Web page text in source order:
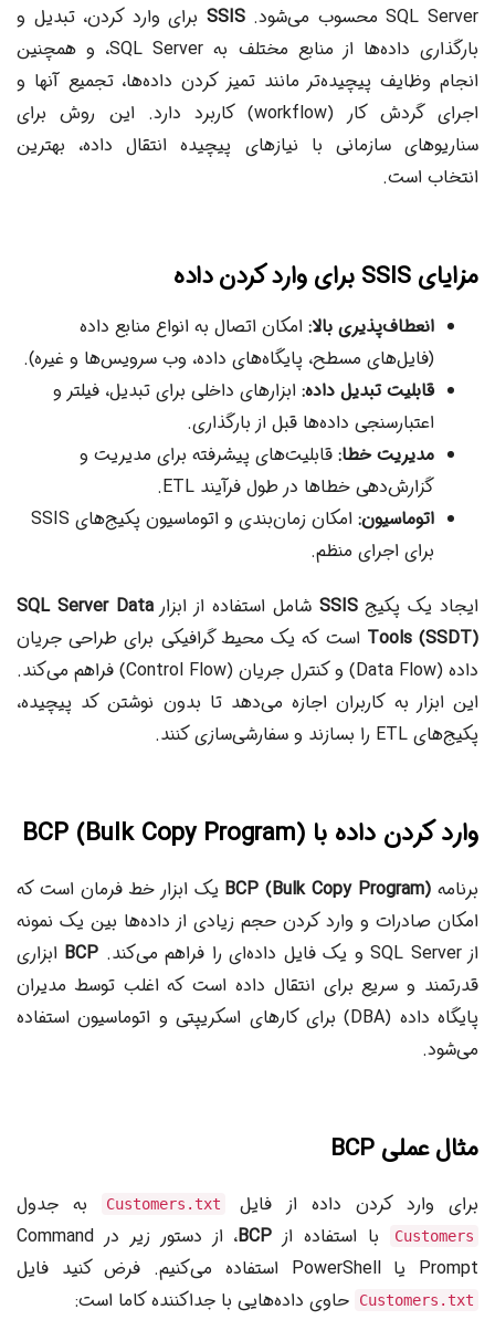
SQL Server محسوب می‌شود.
SSIS برای وارد کردن، تبدیل و
بارگذاری داده‌ها از منابع مختلف به SQL Server، و همچنین
انجام وظایف پیچیده‌تر مانند تمیز کردن داده‌ها، تجمیع آنها و
اجرای گردش کار (workflow) کاربرد دارد. این روش برای
سناریوهای سازمانی با نیازهای پیچیده انتقال داده، بهترین
انتخاب است.
مزایای SSIS برای وارد کردن داده
انعطاف‌پذیری بالا: امکان اتصال به انواع منابع داده
(فایل‌های مسطح، پایگاه‌های داده، وب سرویس‌ها و غیره).
قابلیت تبدیل داده: ابزارهای داخلی برای تبدیل، فیلتر و
اعتبارسنجی داده‌ها قبل از بارگذاری.
مدیریت خطا: قابلیت‌های پیشرفته برای مدیریت و
گزارش‌دهی خطاها در طول فرآیند ETL.
اتوماسیون:
امکان زمان‌بندی و اتوماسیون پکیج‌های SSIS
برای اجرای منظم.
ایجاد یک پکیجSSIS شامل استفاده از ابزارSQL Server Data
Tools (SSDT) است که یک محیط گرافیکی برای طراحی جریان
داده (Data Flow) و کنترل جریان (Control Flow) فراهم می‌کند.
این ابزار به کاربران اجازه می‌دهد تا بدون نوشتن کد پیچیده،
پکیج‌های ETL را بسازند و سفارشی‌سازی کنند.
وارد کردن داده با BCP (Bulk Copy Program)
برنامه BCP (Bulk Copy Program) یک ابزار خط فرمان است که
امکان صادرات و وارد کردن حجم زیادی از داده‌ها بین یک نمونه
از SQL Server و یک فایل داده‌ای را فراهم می‌کند.
BCP ابزاری
قدرتمند و سریع برای انتقال داده است که اغلب توسط مدیران
پایگاه داده (DBA) برای کارهای اسکریپتی و اتوماسیون استفاده
می‌شود.
مثال عملی BCP
برای وارد کردن داده از فایل Customers.txt به جدول
Customers با استفاده از BCP
، از دستور زیر در Command
Prompt یا PowerShell استفاده می‌کنیم. فرض کنید فایل
Customers.txt حاوی داده‌هایی با جداکننده کاما است: